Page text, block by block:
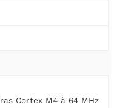
Cortex M4 à 64 MHz